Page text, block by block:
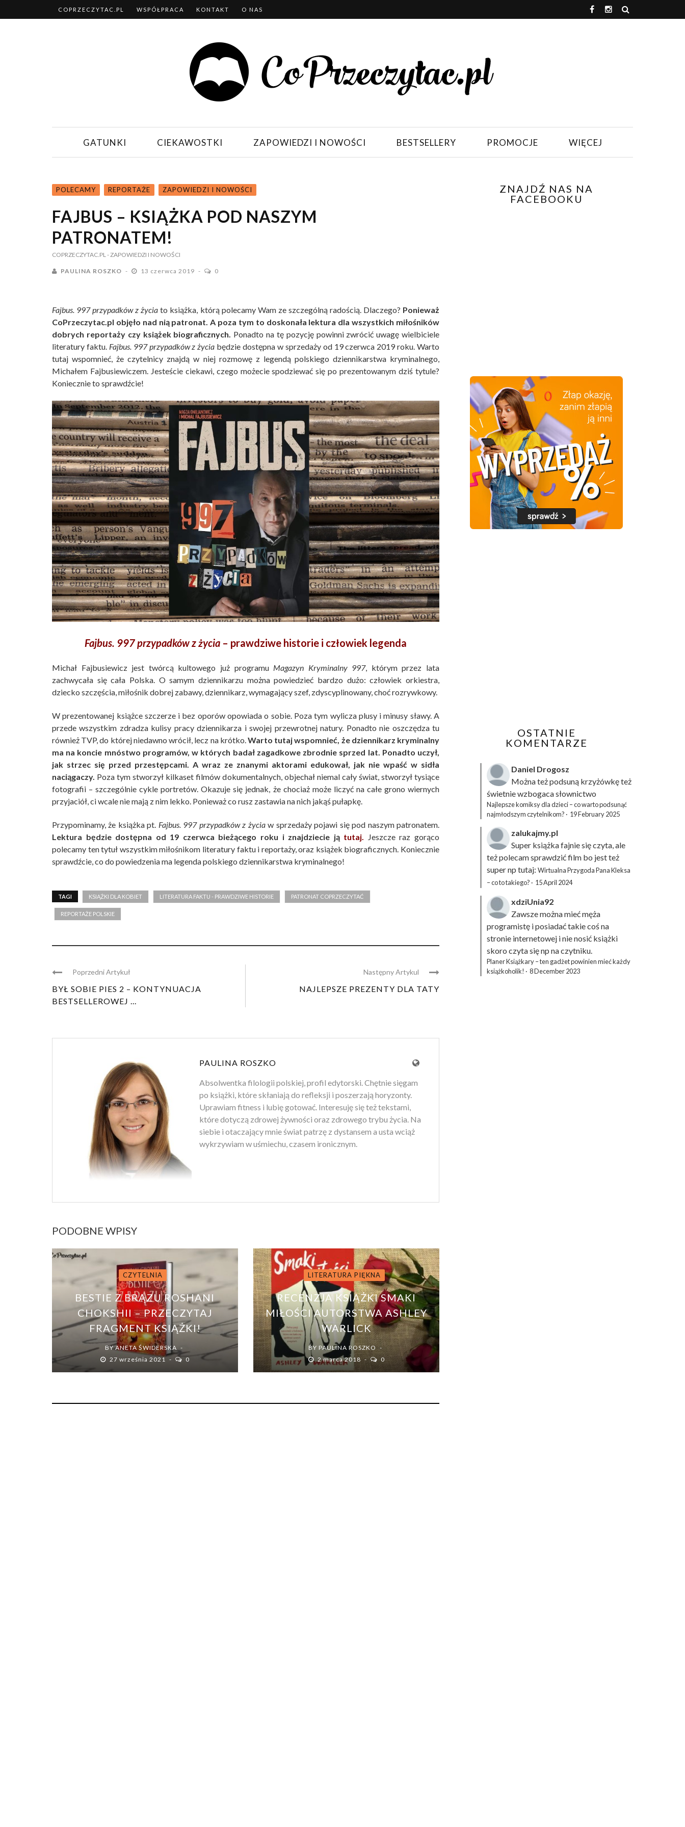
COPRZECZYTAC.PL WSPÓŁPRACA KONTAKT O NAS
GATUNKI CIEKAWOSTKI ZAPOWIEDZI I NOWOŚCI BESTSELLERY PROMOCJE WIĘCEJ
POLECAMY REPORTAŻE ZAPOWIEDZI I NOWOŚCI
FAJBUS – KSIĄŻKA POD NASZYM
PATRONATEM!
COPRZECZYTAC.PL- ZAPOWIEDZI I NOWOŚCI
PAULINA ROSZKO 13 czerwca 2019 0
Fajbus. 997 przypadków z życia to książka, którą polecamy Wam ze szczególną radością. Dlaczego? Ponieważ
CoPrzeczytac.pl objęło nad nią patronat. A poza tym to doskonała lektura dla wszystkich miłośników
dobrych reportaży czy książek biograficznych. Ponadto na tę pozycję powinni zwrócić uwagę wielbiciele
literatury faktu. Fajbus. 997 przypadków z życia będzie dostępna w sprzedaży od 19 czerwca 2019 roku. Warto
tutaj wspomnieć, że czytelnicy znajdą w niej rozmowę z legendą polskiego dziennikarstwa kryminalnego,
Michałem Fajbusiewiczem. Jesteście ciekawi, czego możecie spodziewać się po prezentowanym dziś tytule?
Koniecznie to sprawdźcie!
Fajbus. 997 przypadków z życia – prawdziwe historie i człowiek legenda
Michał Fajbusiewicz jest twórcą kultowego już programu Magazyn Kryminalny 997, którym przez lata
zachwycała się cała Polska. O samym dziennikarzu można powiedzieć bardzo dużo: człowiek orkiestra,
dziecko szczęścia, miłośnik dobrej zabawy, dziennikarz, wymagający szef, zdyscyplinowany, choć rozrywkowy.
W prezentowanej książce szczerze i bez oporów opowiada o sobie. Poza tym wylicza plusy i minusy sławy. A
przede wszystkim zdradza kulisy pracy dziennikarza i swojej przewrotnej natury. Ponadto nie oszczędza tu
również TVP, do której niedawno wrócił, lecz na krótko.Warto tutaj wspomnieć, że dziennikarz kryminalny
ma na koncie mnóstwo programów, w których badał zagadkowe zbrodnie sprzed lat. Ponadto uczył,
jak strzec się przed przestępcami. A wraz ze znanymi aktorami edukował, jak nie wpaść w sidła
naciągaczy. Poza tym stworzył kilkaset filmów dokumentalnych, objechał niemal cały świat, stworzył tysiące
fotografii – szczególnie cykle portretów. Okazuje się jednak, że chociaż może liczyć na całe grono wiernych
przyjaciół, ci wcale nie mają z nim lekko. Ponieważ co rusz zastawia na nich jakąś pułapkę.
Przypominamy, że książka pt. Fajbus. 997 przypadków z życiaw sprzedaży pojawi się pod naszym patronatem.
Lektura będzie dostępna od 19 czerwca bieżącego roku i znajdziecie ją tutaj. Jeszcze raz gorąco
polecamy ten tytuł wszystkim miłośnikom literatury faktu i reportaży, oraz książek biograficznych. Koniecznie
sprawdźcie, co do powiedzenia ma legenda polskiego dziennikarstwa kryminalnego!
TAGI KSIĄŻKI DLA KOBIET LITERATURA FAKTU - PRAWDZIWE HISTORIE PATRONAT COPRZECZYTAĆ
REPORTAŻE POLSKIE
Poprzedni Artykuł
BYŁ SOBIE PIES 2 – KONTYNUACJA
BESTSELLEROWEJ ...
Następny Artykul
NAJLEPSZE PREZENTY DLA TATY
PAULINA ROSZKO
Absolwentka filologii polskiej, profil edytorski. Chętnie sięgam
po książki, które skłaniają do refleksji i poszerzają horyzonty.
Uprawiam fitness i lubię gotować. Interesuję się też tekstami,
które dotyczą zdrowej żywności oraz zdrowego trybu życia. Na
siebie i otaczający mnie świat patrzę z dystansem a usta wciąż
wykrzywiam w uśmiechu, czasem ironicznym.
PODOBNE WPISY
CZYTELNIA
BESTIE Z BRĄZU ROSHANI
CHOKSHII – PRZECZYTAJ
FRAGMENT KSIĄŻKI!
BYANETA ŚWIDERSKA
27 września 2021
0
LITERATURA PIĘKNA
RECENZJA KSIĄŻKI SMAKI
MIŁOŚCI AUTORSTWA ASHLEY
WARLICK
BY PAULINA ROSZKO
2 marca 2018
0
ZNAJDŹ NAS NA
FACEBOOKU
OSTATNIE
KOMENTARZE
Daniel Drogosz
Można też podsuną krzyżówkęteż
świetnie wzbogaca słownictwo
Najlepsze komiksy dla dzieci – co warto podsunąć
najmłodszym czytelnikom? · 19 February 2025
zalukajmy.pl
Super książka fajnie się czyta, ale
też polecam sprawdzić film bo jest też
super np tutaj: Wirtualna Przygoda Pana Kleksa
– co to takiego? · 15 April 2024
xdziUnia92
Zawsze można mieć męża
programistę i posiadać takie coś na
stronie internetowej i nie nosić książki
skoro czyta się np na czytniku.
Planer Książkary – ten gadżet powinien mieć każdy
książkoholik! · 8 December 2023